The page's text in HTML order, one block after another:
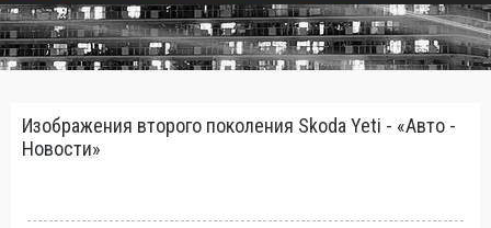
Изображения второго поколения Skoda Yeti - «Авто -
Новости»